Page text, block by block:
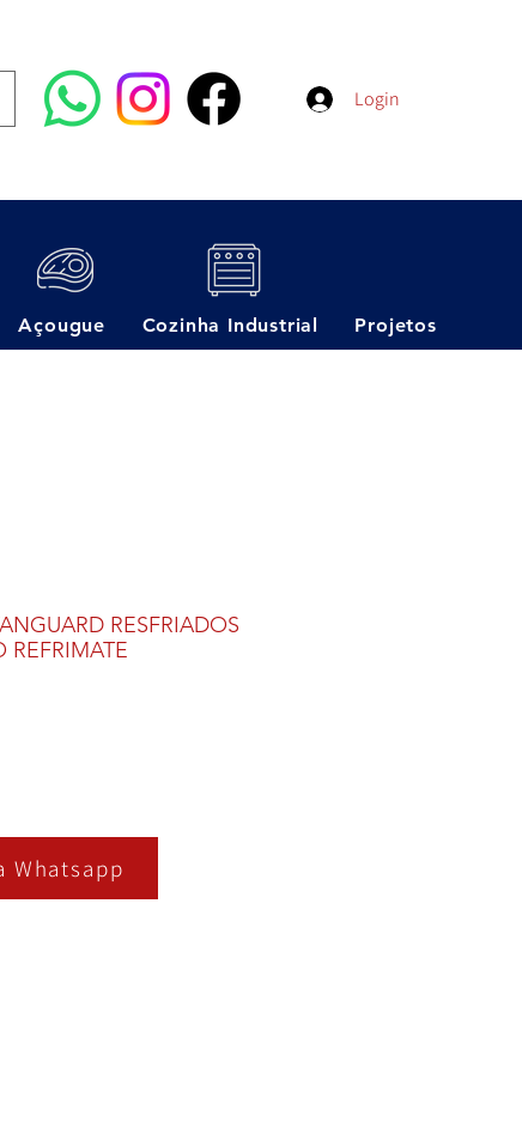
Login
RESFRIADOS
REFRIMATE
Whatsapp
Açougue Cozinha Industrial Projetos